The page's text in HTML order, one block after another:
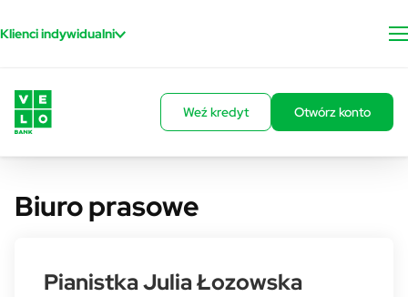
Klienci indywidualni
Weź kredyt Otwórz konto
Biuro prasowe
Pianistka Julia Łozowska